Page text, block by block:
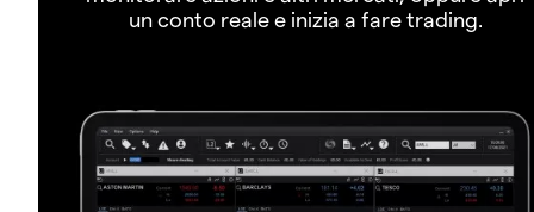
un conto reale e inizia a fare trading.